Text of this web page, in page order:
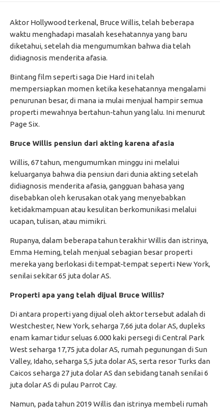
Aktor Hollywood terkenal, Bruce Willis, telah beberapa
waktu menghadapi masalah kesehatannya yang baru
diketahui, setelah dia mengumumkan bahwa dia telah
didiagnosis menderita afasia.
Bintang film seperti saga Die Hard ini telah
mempersiapkan momen ketika kesehatannya mengalami
penurunan besar, di mana ia mulai menjual hampir semua
properti mewahnya bertahun-tahun yang lalu. Ini menurut
Page Six.
Bruce Willis pensiun dari akting karena afasia
Willis, 67 tahun, mengumumkan minggu ini melalui
keluarganya bahwa dia pensiun dari dunia akting setelah
didiagnosis menderita afasia, gangguan bahasa yang
disebabkan oleh kerusakan otak yang menyebabkan
ketidakmampuan atau kesulitan berkomunikasi melalui
ucapan, tulisan, atau mimikri.
Rupanya, dalam beberapa tahun terakhir Willis dan istrinya,
Emma Heming, telah menjual sebagian besar properti
mereka yang berlokasi di tempat-tempat seperti New York,
senilai sekitar 65 juta dolar AS.
Properti apa yang telah dijual Bruce Willis?
Di antara properti yang dijual oleh aktor tersebut adalah di
Westchester, New York, seharga 7,66 juta dolar AS, dupleks
enam kamar tidur seluas 6.000 kaki persegi di Central Park
West seharga 17,75 juta dolar AS, rumah pegunungan di Sun
Valley, Idaho, seharga 5,5 juta dolar AS, serta resor Turks dan
Caicos seharga 27 juta dolar AS dan sebidang tanah senilai 6
juta dolar AS di pulau Parrot Cay.
Namun, pada tahun 2019 Willis dan istrinya membeli rumah